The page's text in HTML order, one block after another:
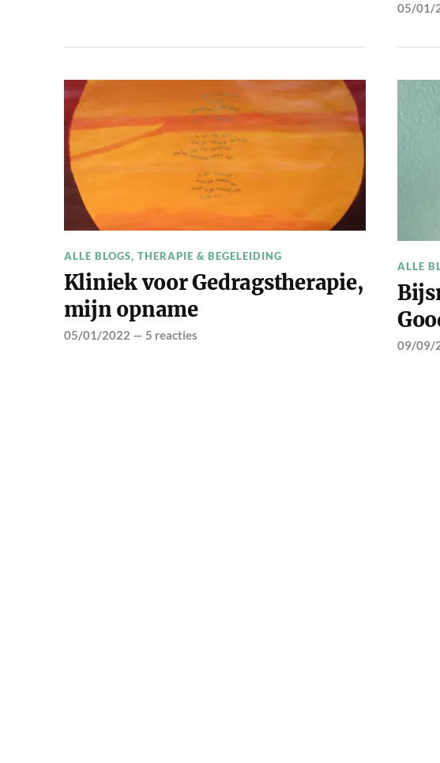
05/01/
ALLE BLOGS, THERAPIE & BEGELEIDING
Kliniek voor Gedragstherapie,
mijn opname
05/01/2022 — 5 reacties
ALLE
09/09/